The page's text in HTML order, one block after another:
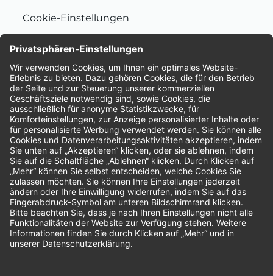
Cookie-Einstellungen
Bewertungen